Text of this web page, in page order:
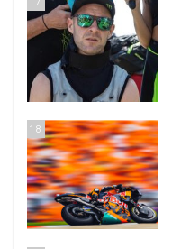
18